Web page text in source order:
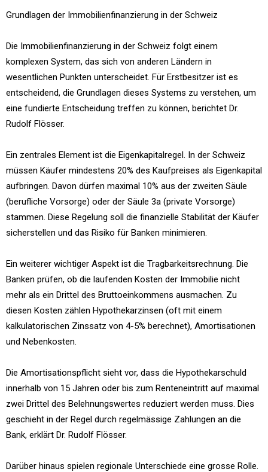
Grundlagen der Immobilienfinanzierung in der Schweiz
Die Immobilienfinanzierung in der Schweiz folgt einem
komplexen System, das sich von anderen Ländern in
wesentlichen Punkten unterscheidet. Für Erstbesitzer ist es
entscheidend, die Grundlagen dieses Systems zu verstehen, um
eine fundierte Entscheidung treffen zu können, berichtet Dr.
Rudolf Flösser.
Ein zentrales Element ist die Eigenkapitalregel. In der Schweiz
müssen Käufer mindestens 20% des Kaufpreises als Eigenkapital
aufbringen. Davon dürfen maximal 10% aus der zweiten Säule
(berufliche Vorsorge) oder der Säule 3a (private Vorsorge)
stammen. Diese Regelung soll die finanzielle Stabilität der Käufer
sicherstellen und das Risiko für Banken minimieren.
Ein weiterer wichtiger Aspekt ist die Tragbarkeitsrechnung. Die
Banken prüfen, ob die laufenden Kosten der Immobilie nicht
mehr als ein Drittel des Bruttoeinkommens ausmachen. Zu
diesen Kosten zählen Hypothekarzinsen (oft mit einem
kalkulatorischen Zinssatz von 4-5% berechnet), Amortisationen
und Nebenkosten.
Die Amortisationspflicht sieht vor, dass die Hypothekarschuld
innerhalb von 15 Jahren oder bis zum Renteneintritt auf maximal
zwei Drittel des Belehnungswertes reduziert werden muss. Dies
geschieht in der Regel durch regelmässige Zahlungen an die
Bank, erklärt Dr. Rudolf Flösser.
Darüber hinaus spielen regionale Unterschiede eine grosse Rolle.